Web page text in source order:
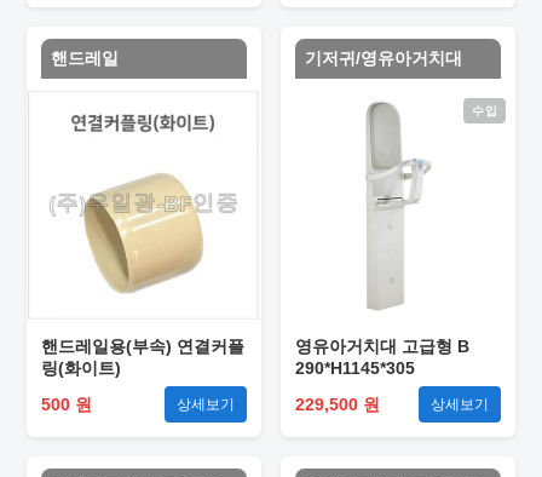
핸드레일
핸드레일용(부속) 연결커플
링(화이트)
500 원
상세보기
기저귀/영유아거치대
수입
영유아거치대 고급형 B
290*H1145*305
229,500 원
상세보기